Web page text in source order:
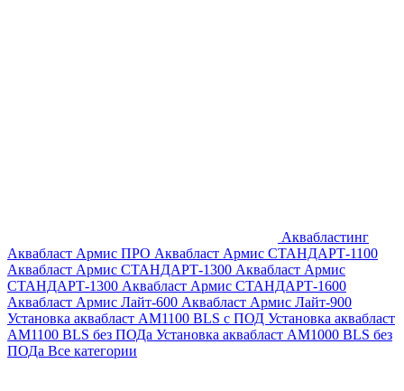
Аквабластинг
Аквабласт Армис ПРО Аквабласт Армис СТАНДАРТ-1100
Аквабласт Армис СТАНДАРТ-1300 Аквабласт Армис
СТАНДАРТ-1300 Аквабласт Армис СТАНДАРТ-1600
Аквабласт Армис Лайт-600 Аквабласт Армис Лайт-900
Установка аквабласт AM1100 BLS с ПОД Установка аквабласт
AM1100 BLS без ПОДа Установка аквабласт AM1000 BLS без
ПОДа Все категории